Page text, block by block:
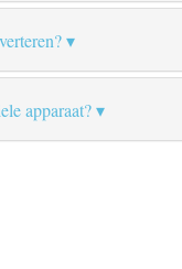
apparaat?